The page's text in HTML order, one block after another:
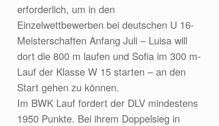
erforderlich, um in den
Einzelwettbewerben bei deutschen U 16-
Meisterschaften Anfang Juli – Luisa will
dort die 800 m laufen und Sofia im 300 m-
Lauf der Klasse W 15 starten – an den
Start gehen zu können.
Im BWK Lauf fordert der DLV mindestens
1950 Punkte. Bei ihrem Doppelsieg in